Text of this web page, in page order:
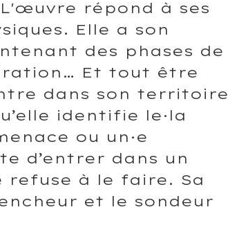
répond à ses
Elle a son
des phases de
Et tout être
dans son territoire
identifie le·la
ou un·e
d’entrer dans un
refuse à le faire. Sa
et le sondeur